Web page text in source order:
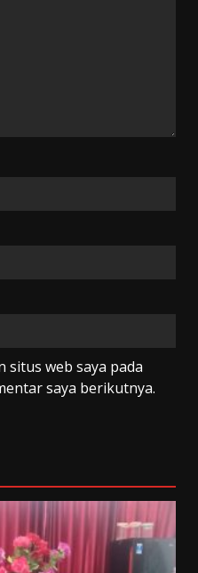
situs web saya pada
saya berikutnya.